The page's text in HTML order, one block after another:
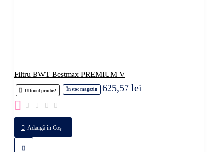
Filtru BWT Bestmax PREMIUM V
Ultimul produs! În stoc magazin 625,57 lei
Adaugă în Coş